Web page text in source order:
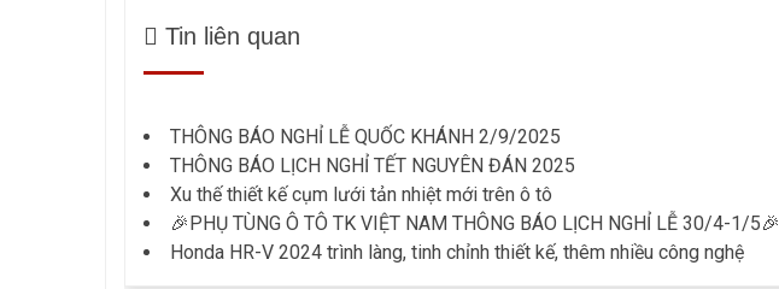
Tin liên quan
THÔNG BÁO NGHỈ LỄ QUỐC KHÁNH 2/9/2025
THÔNG BÁO LỊCH NGHỈ TẾT NGUYÊN ĐÁN 2025
Xu thế thiết kế cụm lưới tản nhiệt mới trên ô tô
🎉PHỤ TÙNG Ô TÔ TK VIỆT NAM THÔNG BÁO LỊCH NGHỈ LỄ 30/4-1/5🎉
Honda HR-V 2024 trình làng, tinh chỉnh thiết kế, thêm nhiều công nghệ